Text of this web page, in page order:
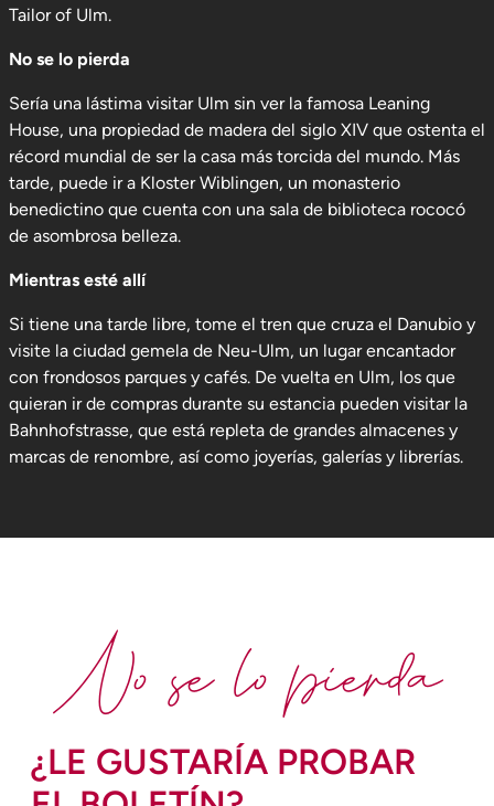
Tailor of Ulm.
No se lo pierda
Sería una lástima visitar Ulm sin ver la famosa Leaning
House, una propiedad de madera del siglo XIV que ostenta el
récord mundial de ser la casa más torcida del mundo. Más
tarde, puede ir a Kloster Wiblingen, un monasterio
benedictino que cuenta con una sala de biblioteca rococó
de asombrosa belleza.
Mientras esté allí
Si tiene una tarde libre, tome el tren que cruza el Danubio y
visite la ciudad gemela de Neu-Ulm, un lugar encantador
con frondosos parques y cafés. De vuelta en Ulm, los que
quieran ir de compras durante su estancia pueden visitar la
Bahnhofstrasse, que está repleta de grandes almacenes y
marcas de renombre, así como joyerías, galerías y librerías.
¿LE GUSTARÍA PROBAR
No se lo pierda